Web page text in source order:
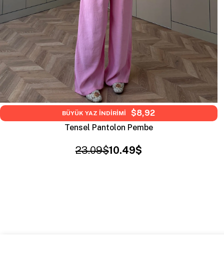
Tensel Pantolon Pembe
10.49$
23.09$
BÜYÜK YAZ İNDİRİMİ $8,92